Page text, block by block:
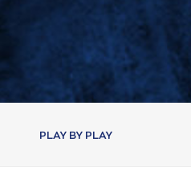
PLAY BY PLAY